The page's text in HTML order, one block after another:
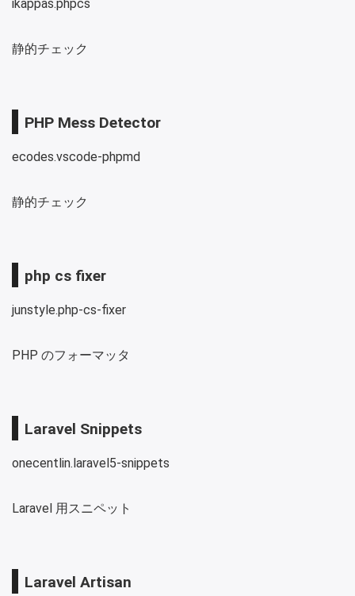
ikappas.phpcs
静的チェック
PHP Mess Detector
ecodes.vscode-phpmd
静的チェック
php cs fixer
junstyle.php-cs-fixer
PHP のフォーマッタ
Laravel Snippets
onecentlin.laravel5-snippets
Laravel 用スニペット
Laravel Artisan